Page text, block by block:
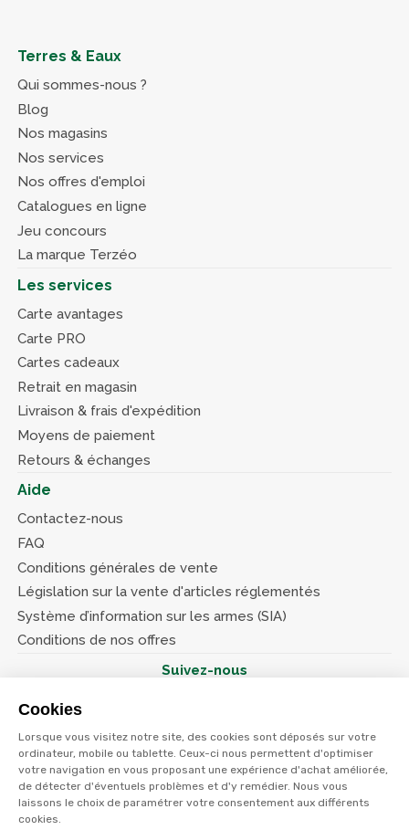
Cookies
Lorsque vous visitez notre site, des cookies sont déposés sur votre
ordinateur, mobile ou tablette. Ceux-ci nous permettent d'optimiser
votre navigation en vous proposant une expérience d'achat améliorée,
de détecter d'éventuels problèmes et d'y remédier. Nous vous
laissons le choix de paramétrer votre consentement aux différents
cookies.
Terres & Eaux
Qui sommes-nous ?
Blog
Nos magasins
Nos services
Nos offres d'emploi
Catalogues en ligne
Jeu concours
La marque Terzéo
Les services
Carte avantages
Carte PRO
Cartes cadeaux
Retrait en magasin
Livraison & frais d'expédition
Moyens de paiement
Retours & échanges
Aide
Contactez-nous
FAQ
Conditions générales de vente
Législation sur la vente d'articles réglementés
Système d’information sur les armes (SIA)
Conditions de nos offres
Suivez-nous
© Terres et eaux 2026
Politique de confidentialité
Mentions légales
CGV